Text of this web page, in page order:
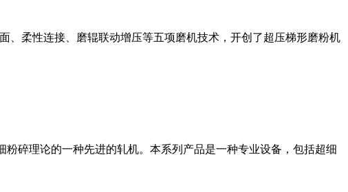
、柔性连接、磨辊联动增压等五项磨机技术，开创了超压梯形磨粉机
碎理论的一种先进的轧机。本系列产品是一种专业设备，包括超细